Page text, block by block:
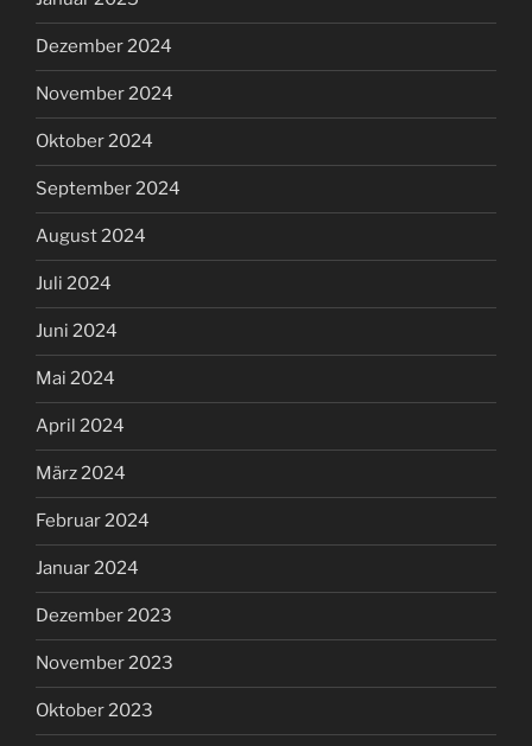
Dezember 2024
November 2024
Oktober 2024
September 2024
August 2024
Juli 2024
Juni 2024
Mai 2024
April 2024
März 2024
Februar 2024
Januar 2024
Dezember 2023
November 2023
Oktober 2023